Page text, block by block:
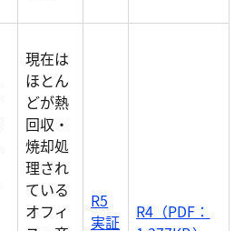
現在は
ほとん
どが熱
回収・
焼却処
理され
ている
オフィ
R5
実証
R4（PDF：